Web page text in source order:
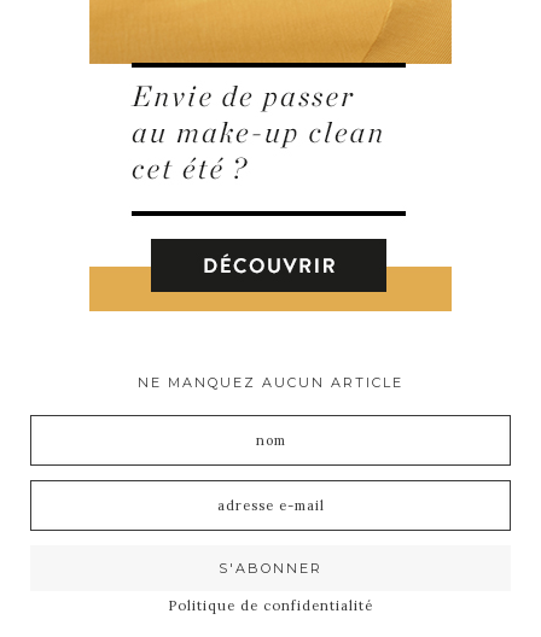
NE MANQUEZ AUCUN ARTICLE
Politique de confidentialité